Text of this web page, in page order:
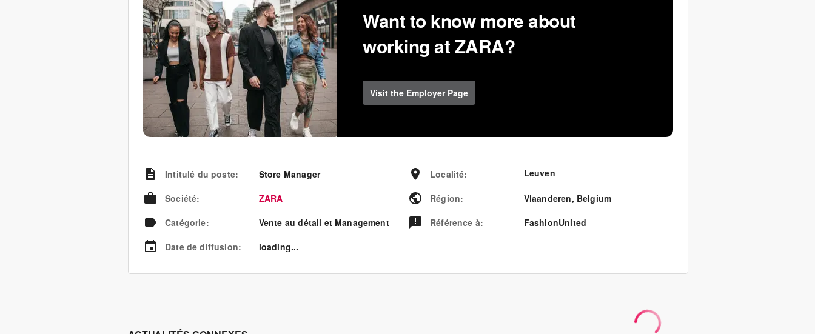
Want to know more about
working at ZARA?
Visit the Employer Page
Intitulé du poste:
Store Manager
Société:
ZARA
Catégorie:
Vente au détail et Management
Date de diffusion: loading...
Localité: Leuven
Région: Vlaanderen, Belgium
Référence à: FashionUnited